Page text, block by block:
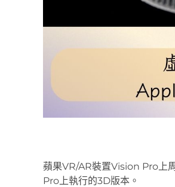
蘋果VR/AR裝置Vision Pro上
Pro上執行的3D版本。